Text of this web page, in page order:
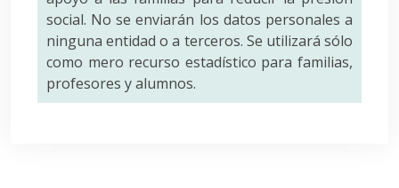
social. No se enviarán los datos personales a
ninguna entidad o a terceros. Se utilizará sólo
como mero recurso estadístico para familias,
profesores y alumnos.